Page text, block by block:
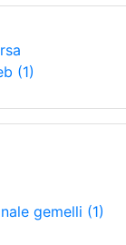
(1)
gemelli (1)